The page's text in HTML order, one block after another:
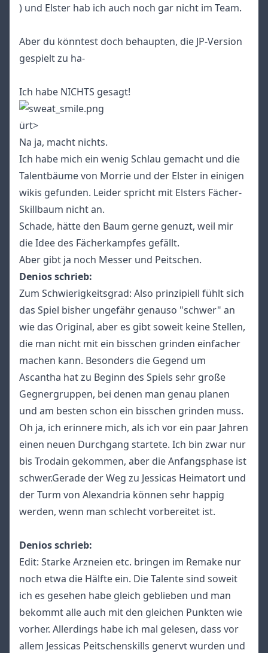
) und Elster hab ich auch noch gar nicht im Team.
Aber du könntest doch behaupten, die JP-Version
gespielt zu ha-
Ich habe NICHTS gesagt!
ürt>
Na ja, macht nichts.
Ich habe mich ein wenig Schlau gemacht und die
Talentbäume von Morrie und der Elster in einigen
wikis gefunden. Leider spricht mit Elsters Fächer-
Skillbaum nicht an.
Schade, hätte den Baum gerne genuzt, weil mir
die Idee des Fächerkampfes gefällt.
Aber gibt ja noch Messer und Peitschen.
Denios schrieb:
Zum Schwierigkeitsgrad: Also prinzipiell fühlt sich
das Spiel bisher ungefähr genauso "schwer" an
wie das Original, aber es gibt soweit keine Stellen,
die man nicht mit ein bisschen grinden einfacher
machen kann. Besonders die Gegend um
Ascantha hat zu Beginn des Spiels sehr große
Gegnergruppen, bei denen man genau planen
und am besten schon ein bisschen grinden muss.
Oh ja, ich erinnere mich, als ich vor ein paar Jahren
einen neuen Durchgang startete. Ich bin zwar nur
bis Trodain gekommen, aber die Anfangsphase ist
schwer.Gerade der Weg zu Jessicas Heimatort und
der Turm von Alexandria können sehr happig
werden, wenn man schlecht vorbereitet ist.
Denios schrieb:
Edit: Starke Arzneien etc. bringen im Remake nur
noch etwa die Hälfte ein. Die Talente sind soweit
ich es gesehen habe gleich geblieben und man
bekommt alle auch mit den gleichen Punkten wie
vorher. Allerdings habe ich mal gelesen, dass vor
allem Jessicas Peitschenskills genervt wurden und